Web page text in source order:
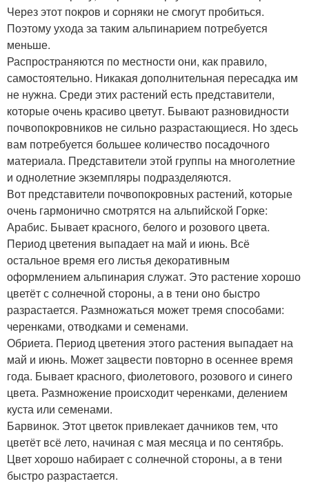
Через этот покров и сорняки не смогут пробиться.
Поэтому ухода за таким альпинарием потребуется
меньше.
Распространяются по местности они, как правило,
самостоятельно. Никакая дополнительная пересадка им
не нужна. Среди этих растений есть представители,
которые очень красиво цветут. Бывают разновидности
почвопокровников не сильно разрастающиеся. Но здесь
вам потребуется большее количество посадочного
материала. Представители этой группы на многолетние
и однолетние экземпляры подразделяются.
Вот представители почвопокровных растений, которые
очень гармонично смотрятся на альпийской Горке:
Арабис. Бывает красного, белого и розового цвета.
Период цветения выпадает на май и июнь. Всё
остальное время его листья декоративным
оформлением альпинария служат. Это растение хорошо
цветёт с солнечной стороны, а в тени оно быстро
разрастается. Размножаться может тремя способами:
черенками, отводками и семенами.
Обриета. Период цветения этого растения выпадает на
май и июнь. Может зацвести повторно в осеннее время
года. Бывает красного, фиолетового, розового и синего
цвета. Размножение происходит черенками, делением
куста или семенами.
Барвинок. Этот цветок привлекает дачников тем, что
цветёт всё лето, начиная с мая месяца и по сентябрь.
Цвет хорошо набирает с солнечной стороны, а в тени
быстро разрастается.